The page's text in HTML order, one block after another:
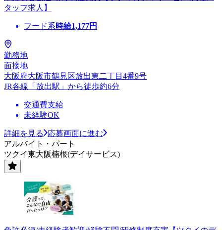
タッフ求人】
フード系時給1,177円
勤務地
面接地
大阪府大阪市鶴見区放出東二丁目4番9号
JR各線「放出駅」から徒歩約6分
交通費支給
未経験OK
詳細を見る
応募画面に進む
アルバイト・パート
ツクイ東大阪楠根(デイサービス)